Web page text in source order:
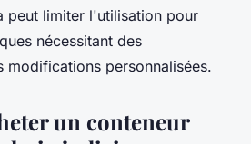
peut limiter l'utilisation pour
nécessitant des
modifications personnalisées.
un conteneur